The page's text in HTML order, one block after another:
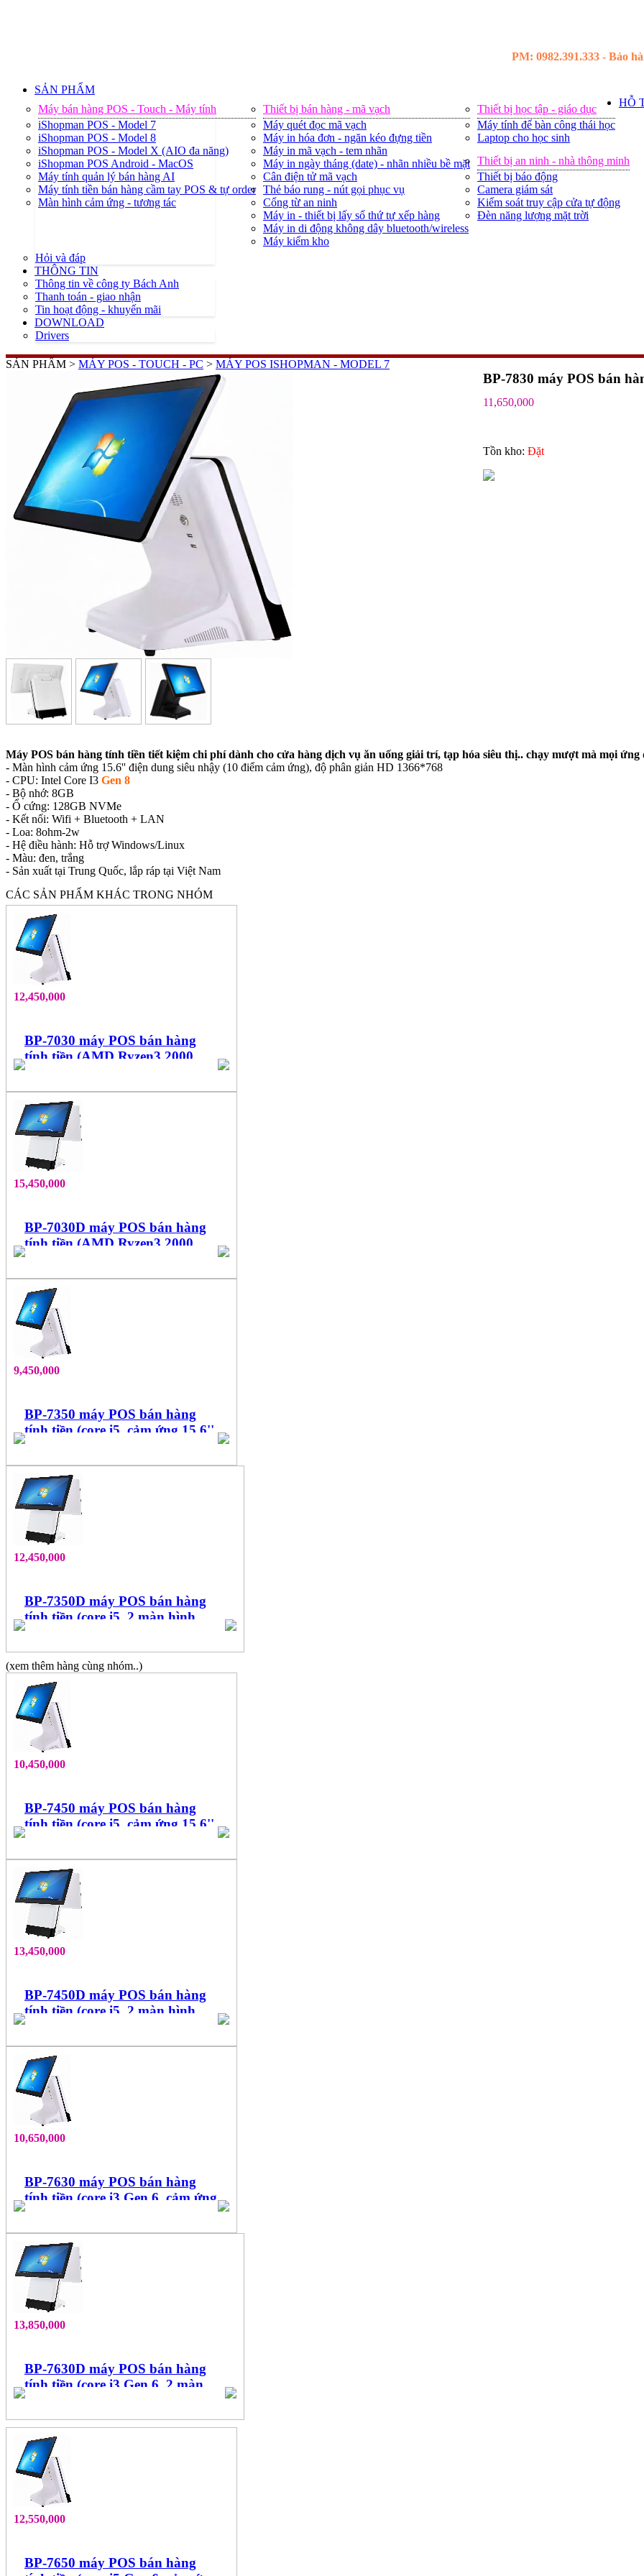
PM: 0982.391.333 - Bảo
SẢN PHẨM
Máy bán hàng POS - Touch - Máy tính
iShopman POS - Model 7
iShopman POS - Model 8
iShopman POS - Model X (AIO đa năng)
iShopman POS Android - MacOS
Máy tính quản lý bán hàng AI
Máy tính tiền bán hàng cầm tay POS & tự order
Màn hình cảm ứng - tương tác
Thiết bị bán hàng - mã vạch
Máy quét đọc mã vạch
Máy in hóa đơn - ngăn kéo đựng tiền
Máy in mã vạch - tem nhãn
Máy in ngày tháng (date) - nhãn nhiều bề mặt
Cân điện tử mã vạch
Thẻ báo rung - nút gọi phục vụ
Cổng từ an ninh
Máy in - thiết bị lấy số thứ tự xếp hàng
Máy in di động không dây bluetooth/wireless
Máy kiểm kho
Thiết bị học tập - giáo dục
Máy tính để bàn công thái học
Laptop cho học sinh
Thiết bị an ninh - nhà thông minh
Thiết bị báo động
Camera giám sát
Kiểm soát truy cập cửa tự động
Đèn năng lượng mặt trời
HỖ
Hỏi và đáp
THÔNG TIN
Thông tin về công ty Bách Anh
Thanh toán - giao nhận
Tin hoạt động - khuyến mãi
DOWNLOAD
Drivers
SẢN PHẨM > MÁY POS - TOUCH - PC > MÁY POS ISHOPMAN - MODEL 7
BP-7830 máy POS bán
11,650,000
Tồn kho: Ðặt
Máy POS bán hàng tính tiền tiết kiệm chi phí dành cho cửa hàng dịch vụ ăn uống giải trí, tạp hóa siêu thị.. chạy mượt mà mọi ứng
- Màn hình cảm ứng 15.6'' điện dung siêu nhậy (10 điểm cảm ứng), độ phân giản HD 1366*768
- CPU: Intel Core I3 Gen 8
- Bộ nhớ: 8GB
- Ổ cứng: 128GB NVMe
- Kết nối: Wifi + Bluetooth + LAN
- Loa: 8ohm-2w
- Hệ điều hành: Hỗ trợ Windows/Linux
- Màu: đen, trắng
- Sản xuất tại Trung Quốc, lắp ráp tại Việt Nam
CÁC SẢN PHẨM KHÁC TRONG NHÓM
12,450,000
BP-7030 máy POS bán hàng
tính tiền (AMD Ryzen3 2000
Series, cảm ứng 15.6'' đa điểm)
15,450,000
BP-7030D máy POS bán hàng
tính tiền (AMD Ryzen3 2000
Series, 2 màn hình 15.6", cảm
ứng đa điểm)
9,450,000
BP-7350 máy POS bán hàng
tính tiền (core i5, cảm ứng 15.6''
đa điểm)
12,450,000
BP-7350D máy POS bán hàng
tính tiền (core i5, 2 màn hình
15.6'', cảm ứng đa điểm)
(xem thêm hàng cùng nhóm..)
10,450,000
BP-7450 máy POS bán hàng
tính tiền (core i5, cảm ứng 15.6''
đa điểm)
13,450,000
BP-7450D máy POS bán hàng
tính tiền (core i5, 2 màn hình
15.6'', cảm ứng đa điểm)
10,650,000
BP-7630 máy POS bán hàng
tính tiền (core i3 Gen 6, cảm ứng
15.6'' đa điểm)
13,850,000
BP-7630D máy POS bán hàng
tính tiền (core i3 Gen 6, 2 màn
hình 15.6", cảm ứng đa điểm)
12,550,000
BP-7650 máy POS bán hàng